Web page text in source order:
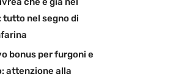
tutto nel segno di
bonus per furgoni e
attenzione alla